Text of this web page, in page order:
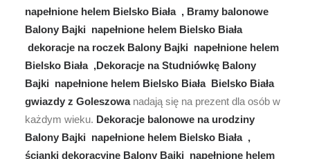
napełnione helem Bielsko Biała , Bramy balonowe
Balony Bajki napełnione helem Bielsko Biała
dekoracje na roczek Balony Bajki napełnione helem
Bielsko Biała ,Dekoracje na Studniówkę Balony
Bajki napełnione helem Bielsko Biała Bielsko Biała
gwiazdy z Goleszowanadają się na prezent dla osób w
każdym wieku. Dekoracje balonowe na urodziny
Balony Bajki napełnione helem Bielsko Biała ,
ścianki dekoracyjne Balony Bajki napełnione helem